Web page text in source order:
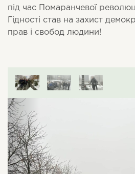
під час Помаранчевої
Гідності став на захист
прав і свобод людини!